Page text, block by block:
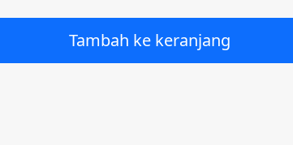
Tambah ke keranjang